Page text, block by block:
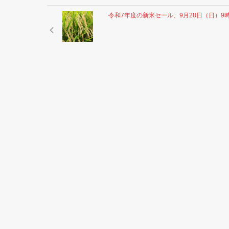
令和7年度の新米セール、9月28日（日）9